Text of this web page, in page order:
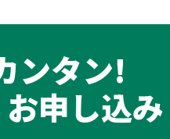
ンタン!
お申し込み